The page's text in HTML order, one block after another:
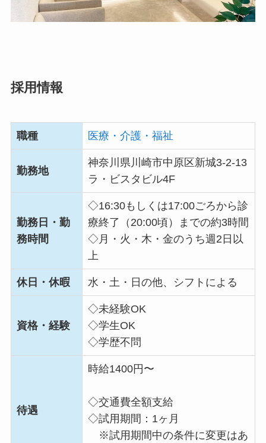
採用情報
職種 医療・介護・福祉
勤務地
神奈川県川崎市中原区新城3-2-13
ラ・ビスタビル4F
勤務日・勤
務時間
◇16:30もしくは17:00ごろから診
療終了（20:00頃）までの約3時間
◇月・火・木・金のうち週2日以
上
休日・休暇 水・土・日の他、シフトによる
資格・経験
◇未経験OK
◇学生OK
◇学歴不問
待遇
時給1400円〜
◇交通費全額支給
◇試用期間：1ヶ月
※試用期間中の条件に変更はあ